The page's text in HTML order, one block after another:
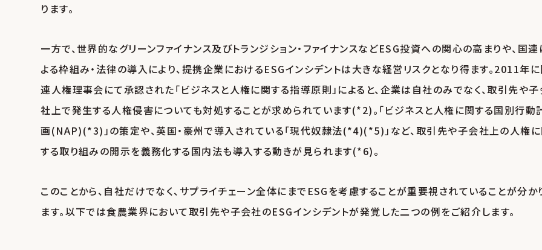
ります。
一方で、世界的なグリーンファイナンス及びトランジション・ファイナンスなどESG投資への関心の高まりや、国連
よる枠組み・法律の導入により、提携企業におけるESGインシデントは大きな経営リスクとなり得ます。2011年
連人権理事会にて承認された「ビジネスと人権に関する指導原則」によると、企業は自社のみでなく、取引先や
社上で発生する人権侵害についても対処することが求められています(*2)。「ビジネスと人権に関する国別行動
画(NAP)(*3)」の策定や、英国・豪州で導入されている「現代奴隷法(*4)(*5)」など、取引先や子会社上の人権
する取り組みの開示を義務化する国内法も導入する動きが見られます(*6)。
このことから、自社だけでなく、サプライチェーン全体にまでESGを考慮することが重要視されていることが分か
ます。以下では食農業界において取引先や子会社のESGインシデントが発覚した二つの例をご紹介します。